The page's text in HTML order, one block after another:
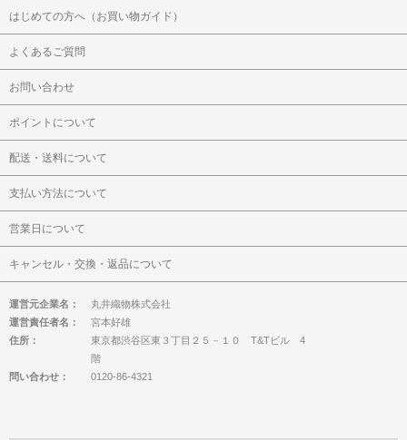
はじめての方へ（お買い物ガイド）
よくあるご質問
お問い合わせ
ポイントについて
配送・送料について
支払い方法について
営業日について
キャンセル・交換・返品について
運営元企業名：
丸井織物株式会社
運営責任者名：
宮本好雄
住所：
東京都渋谷区東３丁目２５－１０ T&Tビル 4
階
問い合わせ：
0120-86-4321